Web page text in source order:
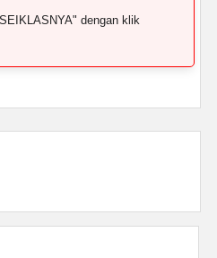
dengan klik